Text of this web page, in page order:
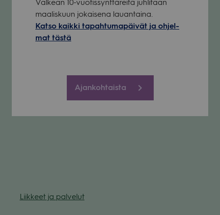
Val­kean 10‑vuotissynttäreitä juh­li­taan
maa­lis­kuun jokai­sena lau­an­taina.
Katso kaikki tapah­tu­ma­päi­vät ja ohjel­
mat tästä
Ajankohtaista
Liik­keet ja pal­ve­lut